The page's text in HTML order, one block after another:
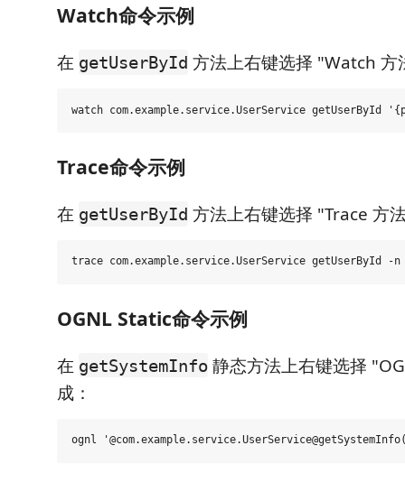
Watch命令示例
在 getUserById 方法上右键选择 "Watch 方
Trace命令示例
在 getUserById 方法上右键选择 "Trace 方
OGNL Static命令示例
在 getSystemInfo 静态方法上右键选择
成：